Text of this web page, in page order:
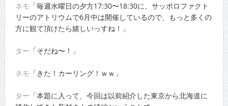
ネモ 「毎週水曜日の夕方17:30〜18:30に、サッポロファクト
リーのアトリウムで6月中は開催しているので、もっと多くの
方に観て頂けたら嬉しいっすね！」
ター 「そだね〜！」
ネモ 「きた！カーリング！ｗｗ」
ター 「本題に入って、今回は以前紹介した東京から北海道に